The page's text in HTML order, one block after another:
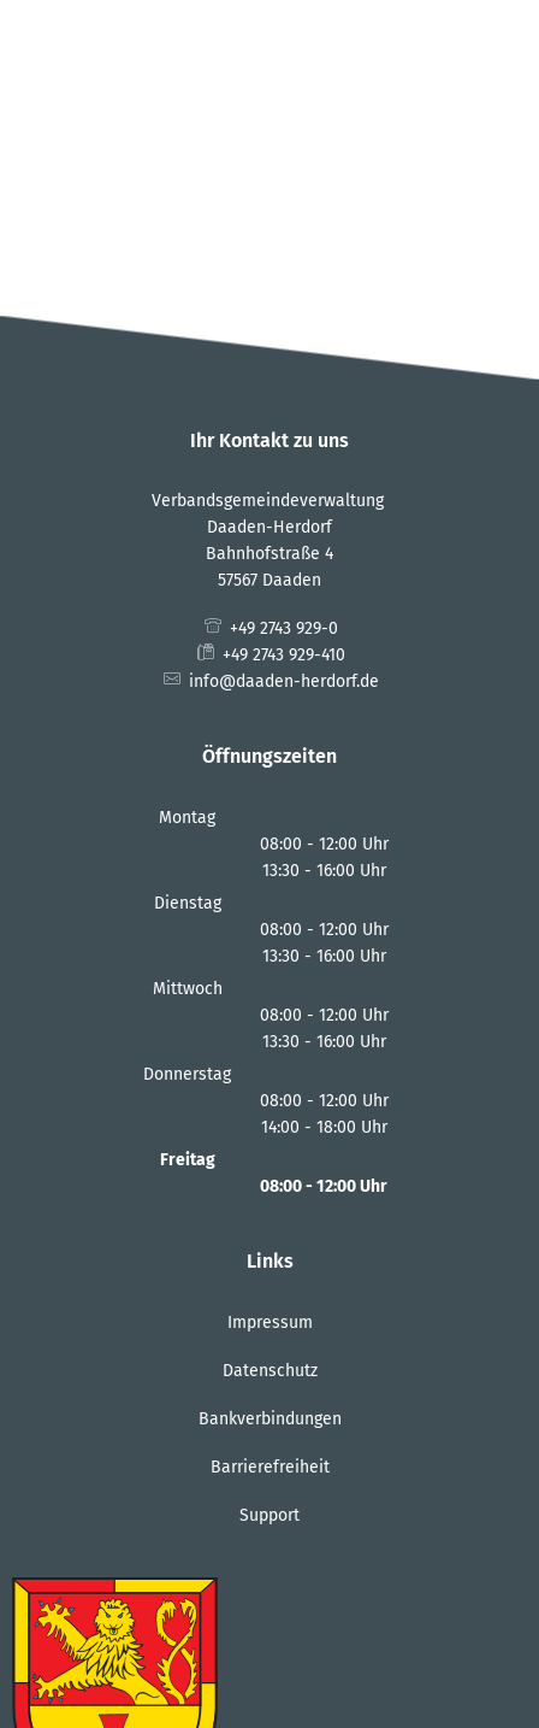
Ihr Kontakt zu uns
Verbandsgemeindeverwaltung
Daaden-Herdorf
Bahnhofstraße 4
57567 Daaden
+49 2743 929-0
+49 2743 929-410
info@daaden-herdorf.de
Öffnungszeiten
Montag
08:00 - 12:00 Uhr
Von 08:00 bis 12:00 Uhr
13:30 - 16:00 Uhr
Dienstag
08:00 - 12:00 Uhr
Von 08:00 bis 12:00 Uhr
13:30 - 16:00 Uhr
Mittwoch
08:00 - 12:00 Uhr
Von 08:00 bis 12:00 Uhr
13:30 - 16:00 Uhr
Donnerstag
08:00 - 12:00 Uhr
Von 08:00 bis 12:00 Uhr
14:00 - 18:00 Uhr
Freitag
08:00- 12:00Uhr
Links
Impressum
Datenschutz
Bankverbindungen
Barrierefreiheit
Support